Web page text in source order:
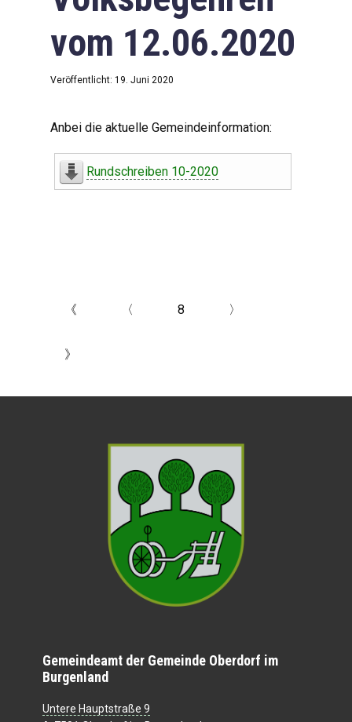
vom 12.06.2020
Veröffentlicht: 19. Juni 2020
Anbei die aktuelle Gemeindeinformation:
Rundschreiben 10-2020
《 〈 8 〉
》
Gemeindeamt der Gemeinde Oberdorf im
Burgenland
Untere Hauptstraße 9